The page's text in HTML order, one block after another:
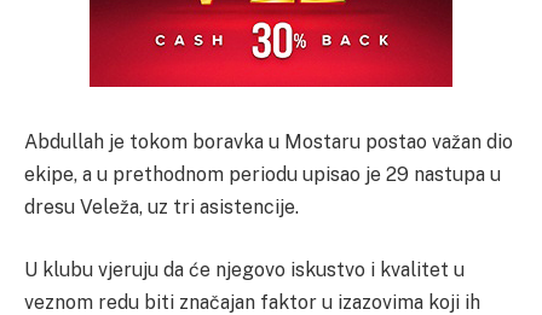
Abdullah je tokom boravka u Mostaru postao važan dio
ekipe, a u prethodnom periodu upisao je 29 nastupa u
dresu Veleža, uz tri asistencije.
U klubu vjeruju da će njegovo iskustvo i kvalitet u
veznom redu biti značajan faktor u izazovima koji ih